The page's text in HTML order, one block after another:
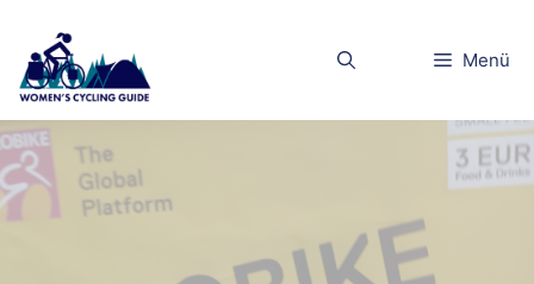
Inhalt
springen
Menü